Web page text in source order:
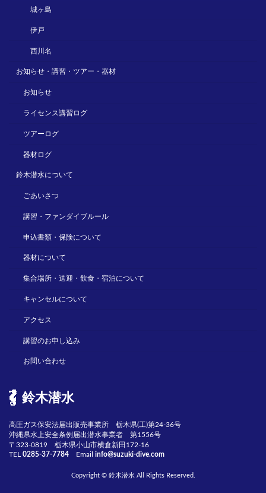
城ヶ島
伊戸
西川名
お知らせ・講習・ツアー・器材
お知らせ
ライセンス講習ログ
ツアーログ
器材ログ
鈴木潜水について
ごあいさつ
講習・ファンダイブルール
申込書類・保険について
器材について
集合場所・送迎・飲食・宿泊について
キャンセルについて
アクセス
講習のお申し込み
お問い合わせ
鈴木潜水
高圧ガス保安法届出販売事業所 栃木県(工)第24-36号
沖縄県水上安全条例届出潜水事業者 第1556号
〒323-0819 栃木県小山市横倉新田172-16
TEL 0285-37-7784 Email info@suzuki-dive.com
Copyright © 鈴木潜水 All Rights Reserved.